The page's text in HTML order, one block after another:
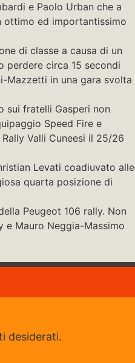
e Paolo Urban che a
ottimo ed importantissimo
di classe a causa di un
perdere circa 15 secondi
Mazzetti in una gara svolta
sui fratelli Gasperi non
Speed Fire e
Valli Cuneesi il 25/26
Levati coadiuvato alle
quarta posizione di
Peugeot 106 rally. Non
e Mauro Neggia-Massimo
desiderati.